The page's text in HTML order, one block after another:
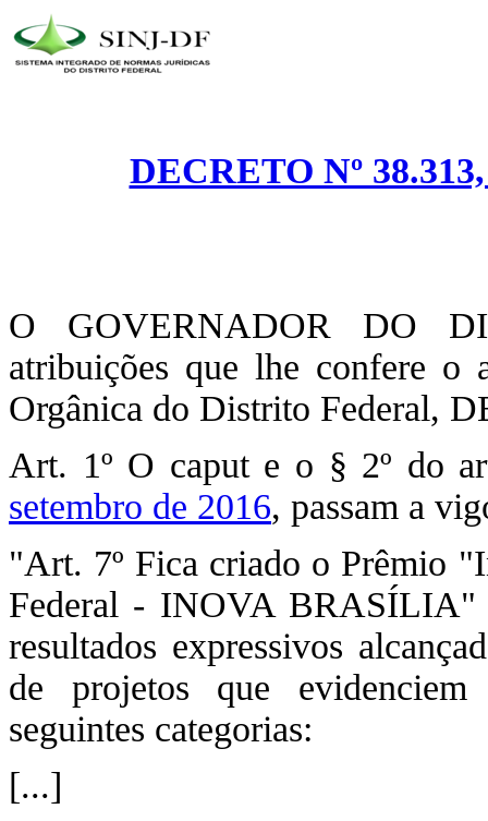
DECRETO Nº
O GOVERNADOR DO
atribuições que lhe confere
Orgânica do Distrito Federal,
Art. 1º O caput e o § 2º do
setembro de 2016, passam a
"Art. 7º Fica criado o Prêmio
Federal - INOVA BRASÍLIA"
resultados expressivos
de projetos que
seguintes categorias:
[...]